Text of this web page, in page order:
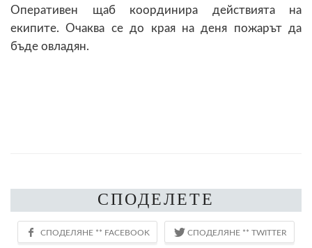
Оперативен щаб координира действията на
екипите. Очаква се до края на деня пожарът да
бъде овладян.
СПОДЕЛЕТЕ